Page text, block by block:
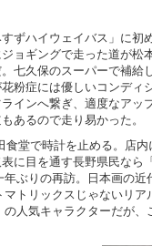
ずハイウェイバス」に初
ョギングで走った道が松
七久保のスーパーで補給
粉症には優しいコンディ
インへ繋ぎ、適度なアッ
あるので走り易かった。
食堂で時計を止める。店
に目を通す長野県民なら
ぶりの再訪。日本画の近
トリックスじゃないリア
人気キャラクターだが、